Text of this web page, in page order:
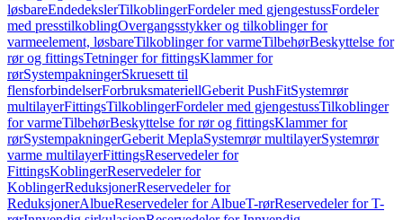
løsbareEndedekslerTilkoblingerFordeler med gjengestussFordeler
med presstilkoblingOvergangsstykker og tilkoblinger for
varmeelement, løsbareTilkoblinger for varmeTilbehørBeskyttelse for
rør og fittingsTetninger for fittingsKlammer for
rørSystempakningerSkruesett til
flensforbindelserForbruksmateriellGeberit PushFitSystemrør
multilayerFittingsTilkoblingerFordeler med gjengestussTilkoblinger
for varmeTilbehørBeskyttelse for rør og fittingsKlammer for
rørSystempakningerGeberit MeplaSystemrør multilayerSystemrør
varme multilayerFittingsReservedeler for
FittingsKoblingerReservedeler for
KoblingerReduksjonerReservedeler for
ReduksjonerAlbueReservedeler for AlbueT-rørReservedeler for T-